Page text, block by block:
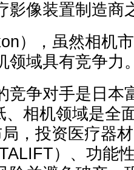
影像装置制造商
，虽然相机市
领域具有竞争力
争对手是日本
、相机领域是全
，投资医疗器
）、功能